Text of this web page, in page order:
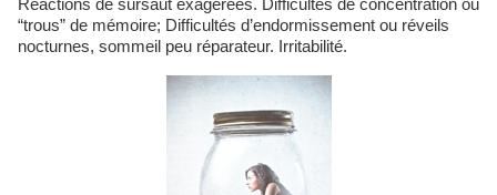
Réactions de sursaut exagérées. Difficultés de concentration ou
“trous” de mémoire; Difficultés d’endormissement ou réveils
nocturnes, sommeil peu réparateur. Irritabilité.